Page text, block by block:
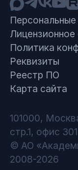
Политика
Реквизиты
Реестр ПО
Карта сайта
101000,
стр.1, офис 301
© АО
2008-2026